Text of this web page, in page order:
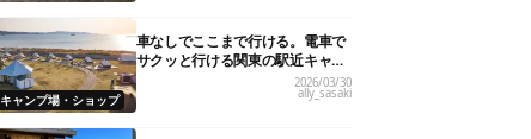
キャンプ場・ショップ
車なしでここまで行ける。電車で
サクッと行ける関東の駅近キャン
プ場18選
2026/03/30
ally_sasaki